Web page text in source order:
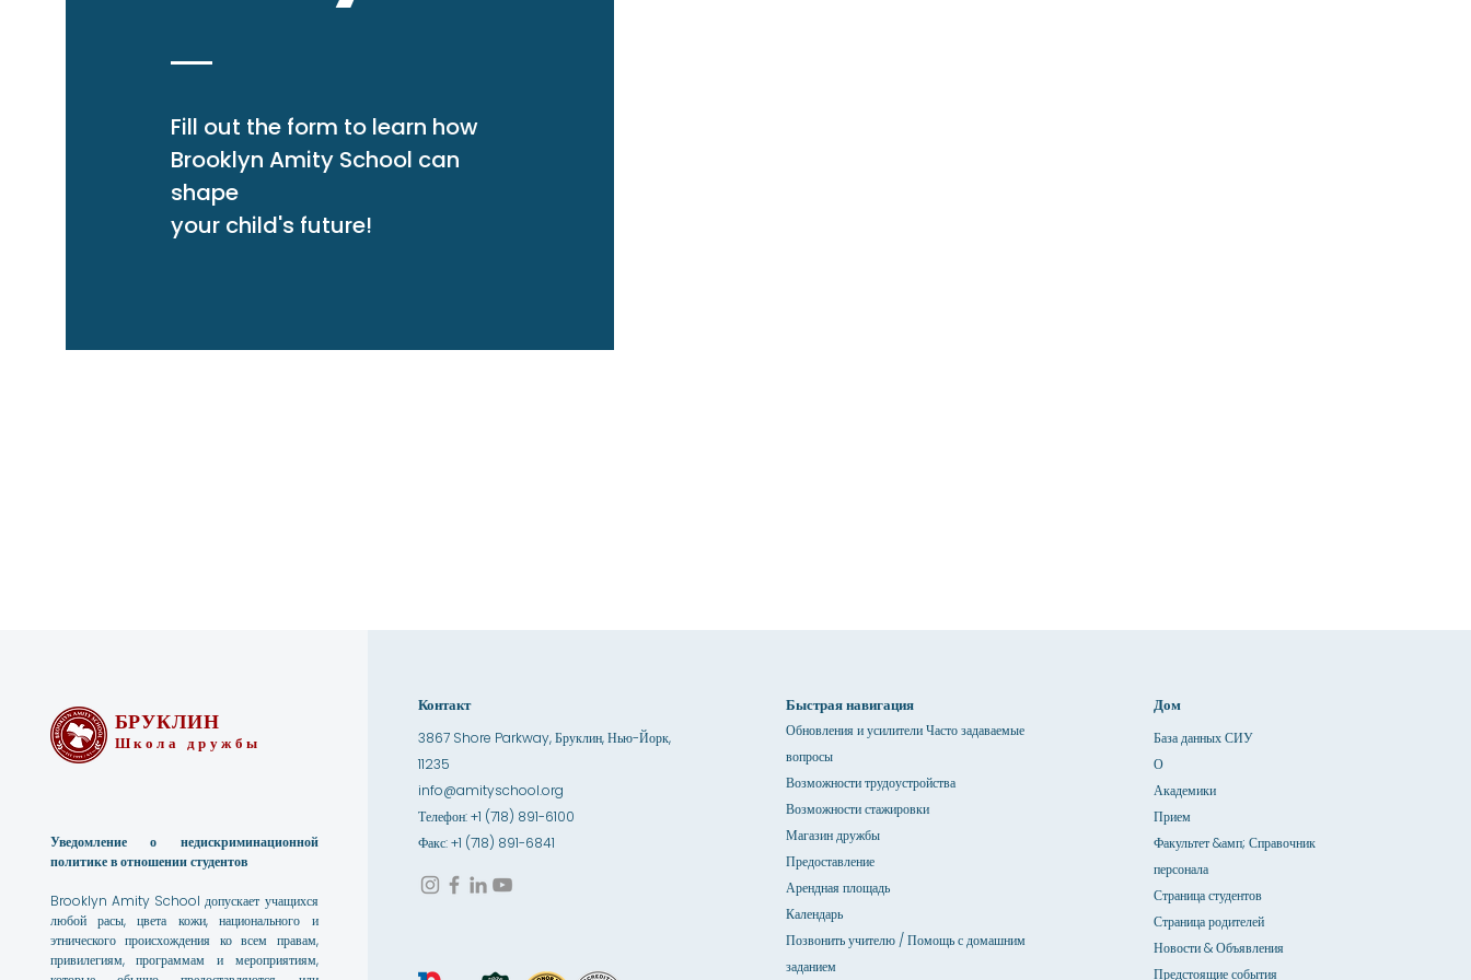
Fill out the form to learn how
Brooklyn Amity School can
shape
your child's future!
БРУКЛИН
Школа дружбы
Уведомление о недискриминационной
политике в отношении студентов
Brooklyn Amity School допускает учащихся
любой расы, цвета кожи, национального и
этнического происхождения ко всем правам,
привилегиям, программам и мероприятиям,
Контакт
3867 Shore Parkway, Бруклин, Нью-Йорк,
11235
info@amityschool.org
Телефон: +1 (718) 891-6100
Факс: +1 (718) 891-6841
Быстрая навигация
Обновления и усилители Часто задаваемые
вопросы
Возможности трудоустройства
Возможности стажировки
Магазин дружбы
Предоставление
Арендная площадь
Календарь
Позвонить учителю / Помощь с домашним
заданием
Дом
База данных СИУ
О
Академики
Прием
Факультет &амп; Справочник
персонала
Страница студентов
Страница родителей
Новости & Объявления
Предстоящие события